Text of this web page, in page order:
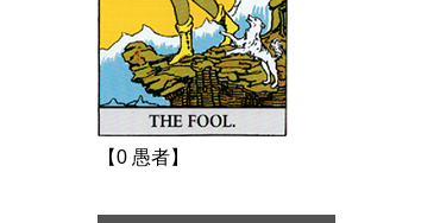
【0 愚者】